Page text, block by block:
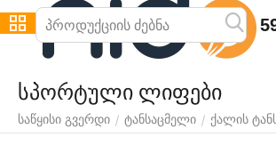
სპორტული ლიფები
საწყისი გვერდი / ტანსაცმელი / ქალის